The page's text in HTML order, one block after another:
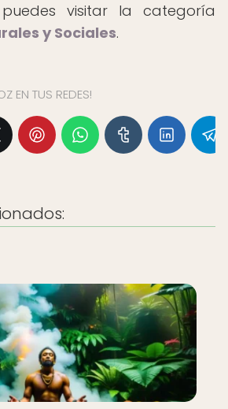
puedes visitar la categoría
y Sociales.
EN TUS REDES!